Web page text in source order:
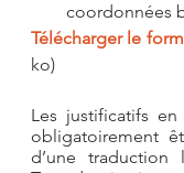
coordonnées
Télécharger le
ko)
Les justificatifs
obligatoirement
d’une